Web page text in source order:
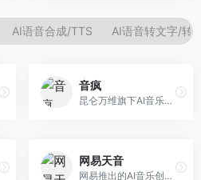
AI语音合成/TTS AI语音转文字/转
音疯
昆仑万维旗下AI音乐创作平台，专注于音乐内容生成。面向音乐爱好者和内容创作者，提供多种风格音乐生成，操作简便，创作速度快。
网易天音
网易推出的AI音乐创作工具，支持作词、作曲与编曲。面向音乐爱好者和独立音乐人，提供歌词生成、旋律创作、编曲制作等服务，与网易云音乐生态深度整合。